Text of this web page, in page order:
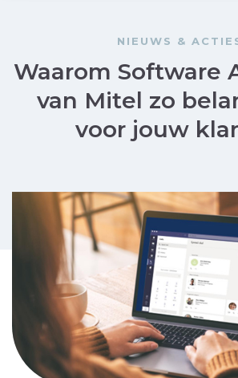
NIEUWS &
Waarom Software
van Mitel zo
voor jouw